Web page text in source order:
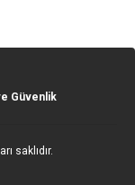
Güvenlik
saklıdır.